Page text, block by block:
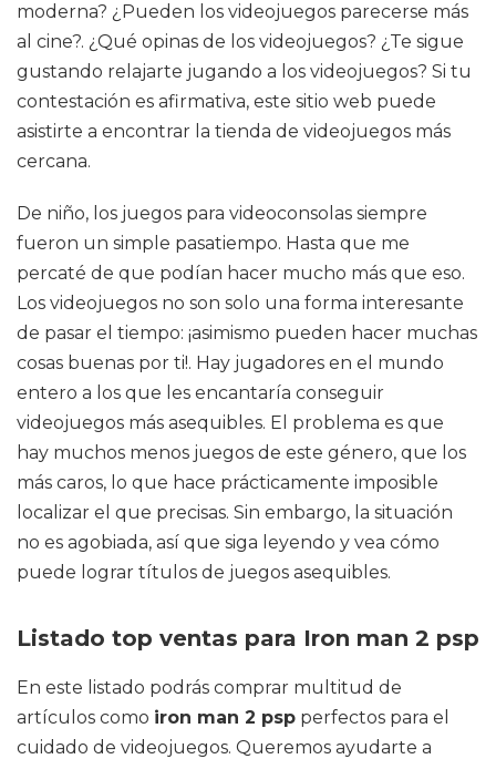
moderna? ¿Pueden los videojuegos parecerse más
al cine?. ¿Qué opinas de los videojuegos? ¿Te sigue
gustando relajarte jugando a los videojuegos? Si tu
contestación es afirmativa, este sitio web puede
asistirte a encontrar la tienda de videojuegos más
cercana.
De niño, los juegos para videoconsolas siempre
fueron un simple pasatiempo. Hasta que me
percaté de que podían hacer mucho más que eso.
Los videojuegos no son solo una forma interesante
de pasar el tiempo: ¡asimismo pueden hacer muchas
cosas buenas por ti!. Hay jugadores en el mundo
entero a los que les encantaría conseguir
videojuegos más asequibles. El problema es que
hay muchos menos juegos de este género, que los
más caros, lo que hace prácticamente imposible
localizar el que precisas. Sin embargo, la situación
no es agobiada, así que siga leyendo y vea cómo
puede lograr títulos de juegos asequibles.
Listado top ventas para Iron man 2 psp
En este listado podrás comprar multitud de
artículos como iron man 2 psp perfectos para el
cuidado de videojuegos. Queremos ayudarte a